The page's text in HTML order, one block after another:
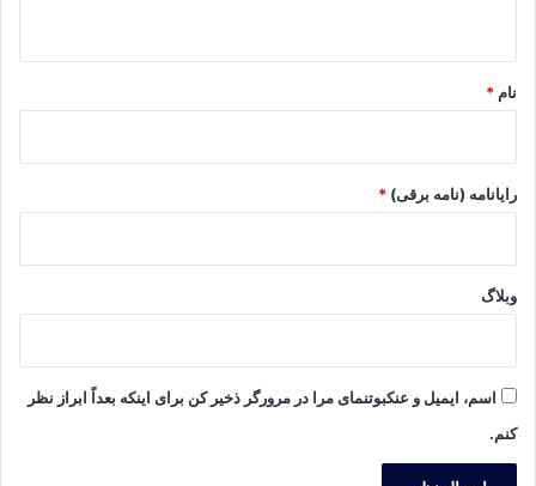
نام *
رایانامه (نامه برقی) *
وبلاگ
اسم، ایمیل و عنکبوتنمای مرا در مرورگر ذخیر کن برای اینکه بعداً ابراز نظر
کنم.